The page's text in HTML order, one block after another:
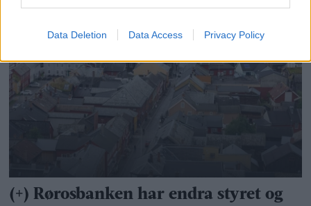
Data Deletion Data Access Privacy Policy